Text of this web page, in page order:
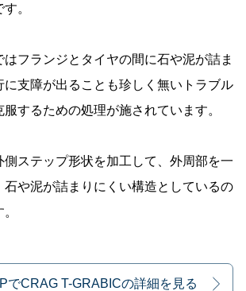
。
フランジとタイヤの間に石や泥が詰ま
に支障が出ることも珍しく無いトラブル
するための処理が施されています。
側ステップ形状を加工して、外周部を一
石や泥が詰まりにくい構造としているの
でCRAG T-GRABICの詳細を見る